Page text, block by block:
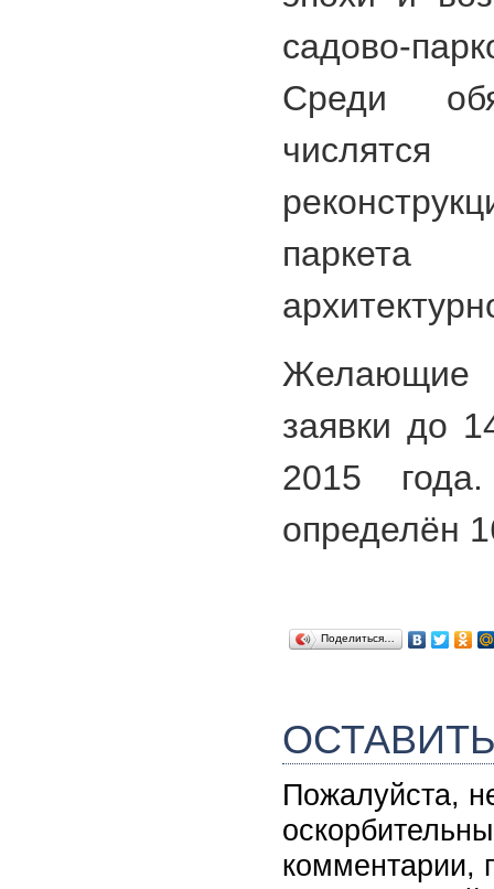
садово-
Среди
паркета
заявки до
2015
определён
Поделиться…
Пожалуйста,
комментарии,